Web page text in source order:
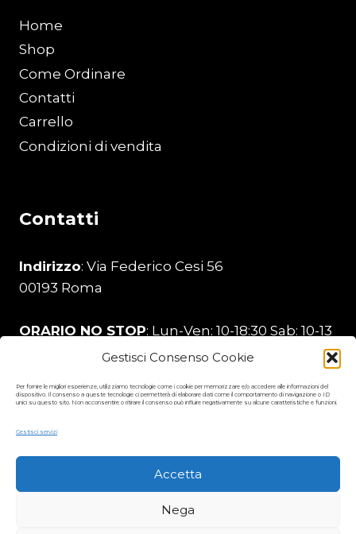
Gestisci Consenso Cookie
Per fornire le migliori esperienze, utilizziamo tecnologie come i cookie per memorizzare e/o accedere alle informazioni del
dispositivo. Il consenso a queste tecnologie ci permetterà di elaborare dati come il comportamento di navigazione o ID
unici su questo sito. Non acconsentire o ritirare il consenso può influire negativamente su alcune caratteristiche e funzioni.
Gestisci servizi
Accetta
Nega
Home
Shop
Come Ordinare
Contatti
Carrello
Condizioni di vendita
Contatti
Indirizzo: Via Federico Cesi 56
00193 Roma
ORARIO NO STOP: Lun-Ven: 10-18:30 Sab: 10-13